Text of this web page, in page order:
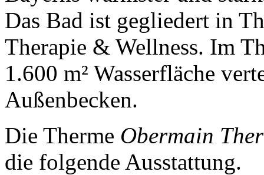
Das Bad ist gegliedert in
Therapie & Wellness. Im
1.600 m² Wasserfläche
Außenbecken.
Die Therme Obermain
die folgende Ausstattung.